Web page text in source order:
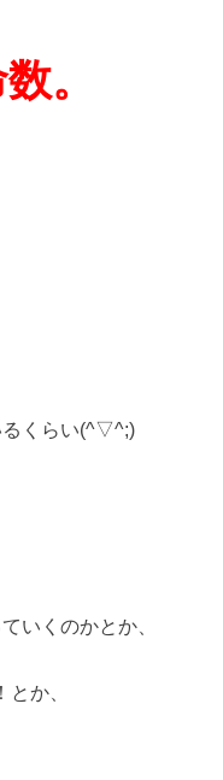
。
るくらい(^▽^;)
いくのかとか、
か、